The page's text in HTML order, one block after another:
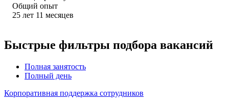
Общий опыт
25 лет 11 месяцев
Быстрые фильтры подбора вакансий
Полная занятость
Полный день
Корпоративная поддержка сотрудников